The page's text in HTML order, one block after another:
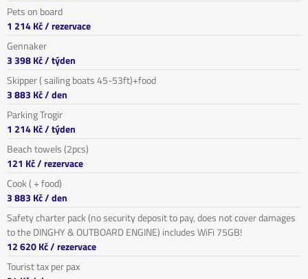
Pets on board
1 214 Kč/ rezervace
Gennaker
3 398 Kč/ týden
Skipper ( sailing boats 45-53ft)+food
3 883 Kč/ den
Parking Trogir
1 214 Kč/ týden
Beach towels (2pcs)
121 Kč/ rezervace
Cook ( + food)
3 883 Kč/ den
Safety charter pack (no security deposit to pay, does not cover damages
to the DINGHY & OUTBOARD ENGINE) includes WiFi 75GB!
12 620 Kč/ rezervace
Tourist tax per pax